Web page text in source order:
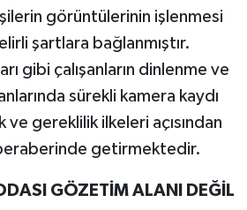
görüntülerinin işlenmesi
şartlara bağlanmıştır.
gibi çalışanların dinlenme ve
sürekli kamera kaydı
ve gereklilik ilkeleri açısından
getirmektedir.
GÖZETİM ALANI DEĞİL